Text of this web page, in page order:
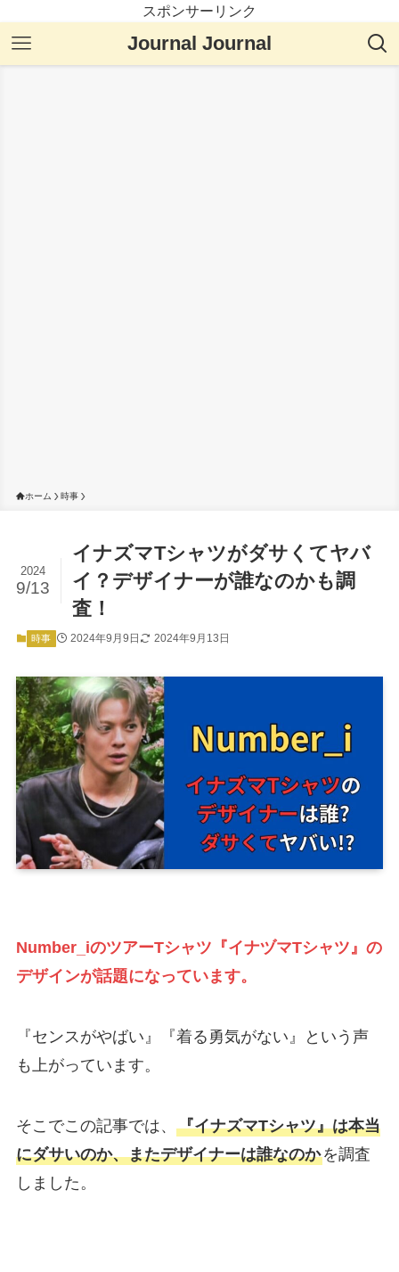
スポンサーリンク
Journal Journal
ホーム 時事
イナズマTシャツがダサくてヤバ
イ？デザイナーが誰なのかも調
査！
2024
9/13
時事 2024年9月9日 2024年9月13日
Number_iのツアーTシャツ『イナヅマTシャツ』の
デザインが話題になっています。
『センスがやばい』『着る勇気がない』という声
も上がっています。
そこでこの記事では、 『イナズマTシャツ』は本当
にダサいのか、またデザイナーは誰なのかを調査
しました。